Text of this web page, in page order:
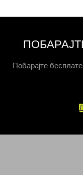
Побарајте